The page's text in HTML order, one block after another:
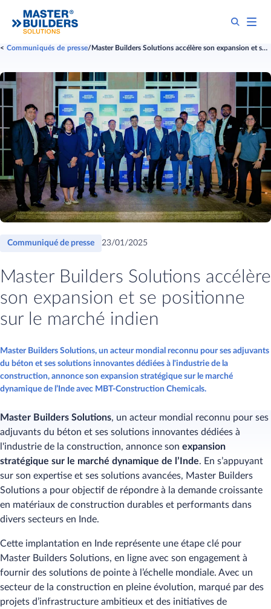
Communiqués de presse Master Builders Solutions accélère son expansion et se positionne sur le marché indien
Communiqué de presse 23/01/2025
Master Builders Solutions accélère
son expansion et se positionne
sur le marché indien
Master Builders Solutions, un acteur mondial reconnu pour ses adjuvants
du béton et ses solutions innovantes dédiées à l'industrie de la
construction, annonce son expansion stratégique sur le marché
dynamique de l’Inde avec MBT-Construction Chemicals.
Master Builders Solutions, un acteur mondial reconnu pour ses
adjuvants du béton et ses solutions innovantes dédiées à
l'industrie de la construction, annonce son expansion
stratégique sur le marché dynamique de l’Inde. En s’appuyant
sur son expertise et ses solutions avancées, Master Builders
Solutions a pour objectif de répondre à la demande croissante
en matériaux de construction durables et performants dans
divers secteurs en Inde.
Cette implantation en Inde représente une étape clé pour
Master Builders Solutions, en ligne avec son engagement à
fournir des solutions de pointe à l’échelle mondiale. Avec un
secteur de la construction en pleine évolution, marqué par des
projets d’infrastructure ambitieux et des initiatives de